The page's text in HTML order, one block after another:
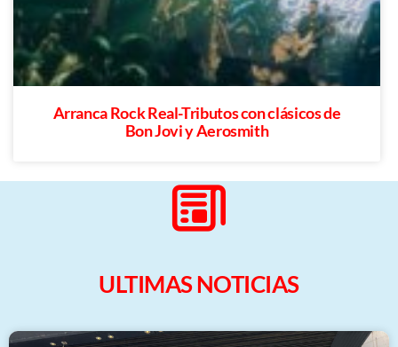
Arranca Rock Real-Tributos con clásicos de
Bon Jovi y Aerosmith
ULTIMAS NOTICIAS